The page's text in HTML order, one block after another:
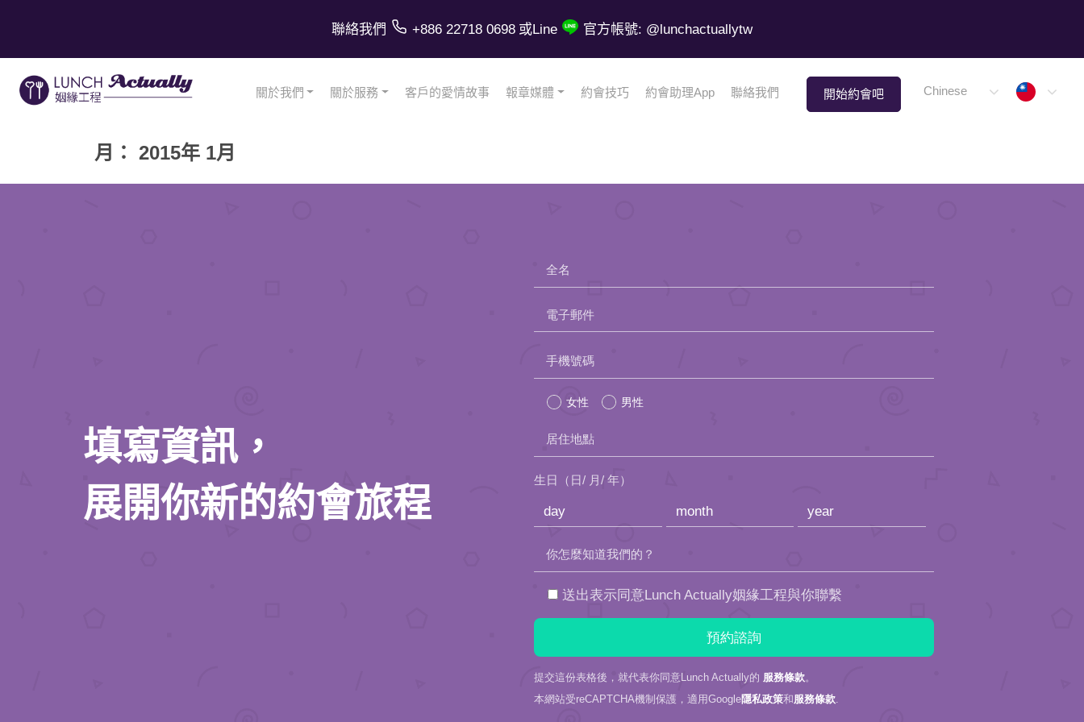
聯絡我們 +886 22718 0698 或Line 官方帳號: @lunchactuallytw
關於我們 關於服務 客戶的愛情故事 報章媒體 約會技巧 約會助理App 聯絡我們 開始約會吧 Chinese Taiwan
月： 2015年 1月
填寫資訊，
展開你新的約會旅程
全名
電子郵件
Please
field
empty.
手機號碼
女性 男性
居住地點
生日（日/ 月/ 年）
你怎麼知道我們的？
送出表示同意Lunch Actually姻緣工程與你聯繫
提交這份表格後，就代表你同意Lunch Actually的 服務條款。
本網站受reCAPTCHA機制保護，適用Google隱私政策和服務條款.